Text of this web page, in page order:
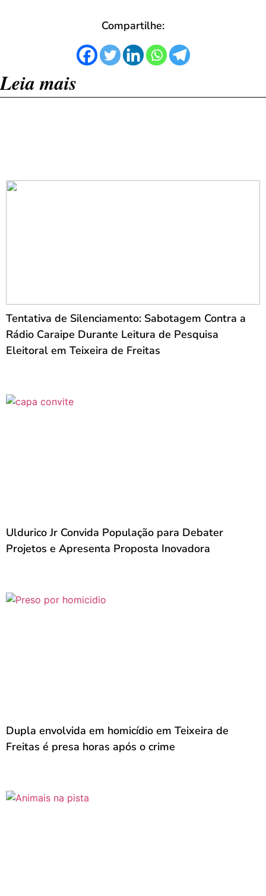
Compartilhe:
Leia mais
Tentativa de Silenciamento: Sabotagem Contra a
Rádio Caraipe Durante Leitura de Pesquisa
Eleitoral em Teixeira de Freitas
Uldurico Jr Convida População para Debater
Projetos e Apresenta Proposta Inovadora
Dupla envolvida em homicídio em Teixeira de
Freitas é presa horas após o crime